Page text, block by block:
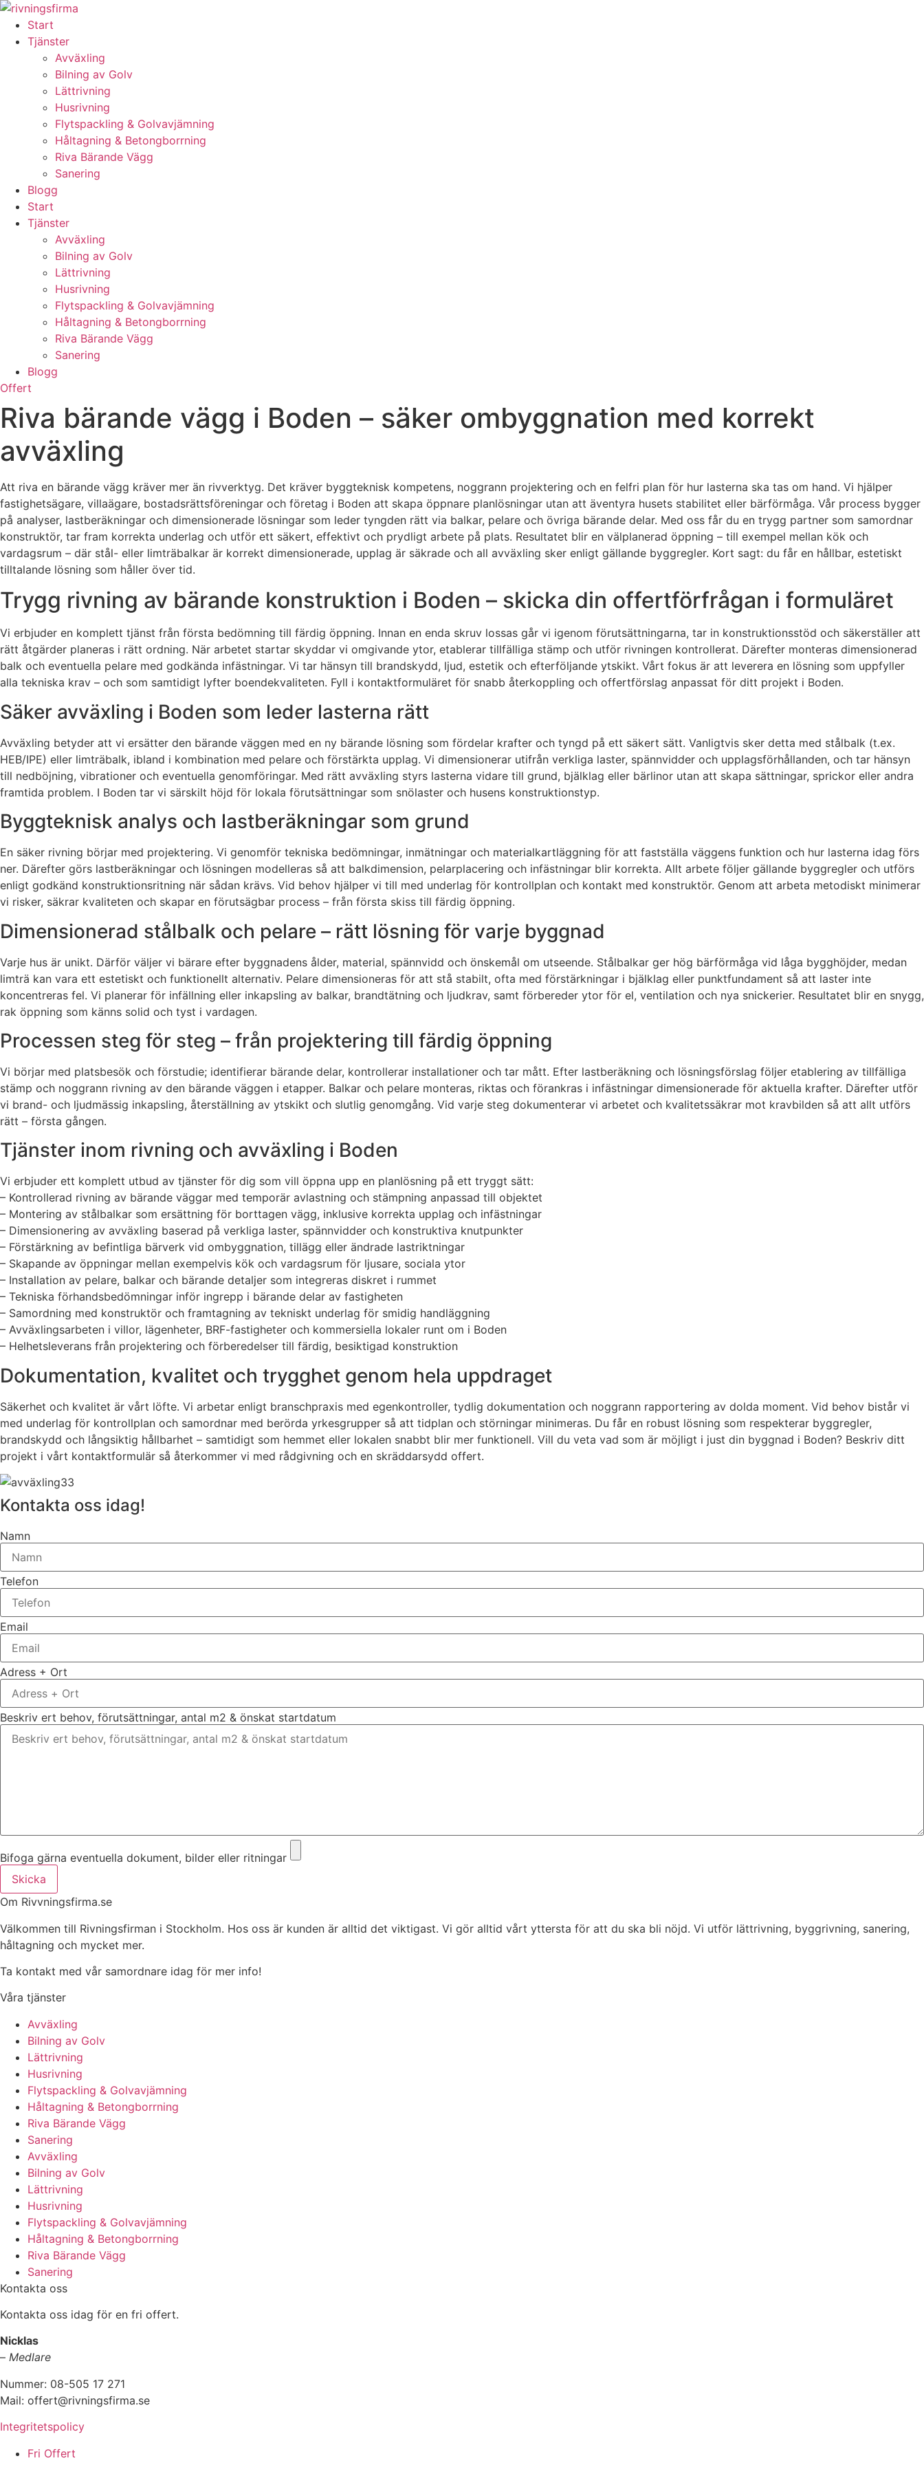
Skip
content
Start
Tjänster
Avväxling
Bilning av Golv
Lättrivning
Husrivning
Flytspackling & Golvavjämning
Håltagning & Betongborrning
Riva Bärande Vägg
Sanering
Blogg
Start
Tjänster
Avväxling
Bilning av Golv
Lättrivning
Husrivning
Flytspackling & Golvavjämning
Håltagning & Betongborrning
Riva Bärande Vägg
Sanering
Blogg
Offert
Riva bärande vägg i Boden – säker ombyggnation med korrekt
avväxling
Att riva en bärande vägg kräver mer än rivverktyg. Det kräver byggteknisk kompetens, noggrann projektering och en felfri plan för hur lasterna ska tas om hand. Vi hjälper
fastighetsägare, villaägare, bostadsrättsföreningar och företag i Boden att skapa öppnare planlösningar utan att äventyra husets stabilitet eller bärförmåga. Vår process bygger
på analyser, lastberäkningar och dimensionerade lösningar som leder tyngden rätt via balkar, pelare och övriga bärande delar. Med oss får du en trygg partner som samordnar
konstruktör, tar fram korrekta underlag och utför ett säkert, effektivt och prydligt arbete på plats. Resultatet blir en välplanerad öppning – till exempel mellan kök och
vardagsrum – där stål- eller limträbalkar är korrekt dimensionerade, upplag är säkrade och all avväxling sker enligt gällande byggregler. Kort sagt: du får en hållbar, estetiskt
tilltalande lösning som håller över tid.
Trygg rivning av bärande konstruktion i Boden – skicka din offertförfrågan i formuläret
Vi erbjuder en komplett tjänst från första bedömning till färdig öppning. Innan en enda skruv lossas går vi igenom förutsättningarna, tar in konstruktionsstöd och säkerställer att
rätt åtgärder planeras i rätt ordning. När arbetet startar skyddar vi omgivande ytor, etablerar tillfälliga stämp och utför rivningen kontrollerat. Därefter monteras dimensionerad
balk och eventuella pelare med godkända infästningar. Vi tar hänsyn till brandskydd, ljud, estetik och efterföljande ytskikt. Vårt fokus är att leverera en lösning som uppfyller
alla tekniska krav – och som samtidigt lyfter boendekvaliteten. Fyll i kontaktformuläret för snabb återkoppling och offertförslag anpassat för ditt projekt i Boden.
Säker avväxling i Boden som leder lasterna rätt
Avväxling betyder att vi ersätter den bärande väggen med en ny bärande lösning som fördelar krafter och tyngd på ett säkert sätt. Vanligtvis sker detta med stålbalk (t.ex.
HEB/IPE) eller limträbalk, ibland i kombination med pelare och förstärkta upplag. Vi dimensionerar utifrån verkliga laster, spännvidder och upplagsförhållanden, och tar hänsyn
till nedböjning, vibrationer och eventuella genomföringar. Med rätt avväxling styrs lasterna vidare till grund, bjälklag eller bärlinor utan att skapa sättningar, sprickor eller andra
framtida problem. I Boden tar vi särskilt höjd för lokala förutsättningar som snölaster och husens konstruktionstyp.
Byggteknisk analys och lastberäkningar som grund
En säker rivning börjar med projektering. Vi genomför tekniska bedömningar, inmätningar och materialkartläggning för att fastställa väggens funktion och hur lasterna idag förs
ner. Därefter görs lastberäkningar och lösningen modelleras så att balkdimension, pelarplacering och infästningar blir korrekta. Allt arbete följer gällande byggregler och utförs
enligt godkänd konstruktionsritning när sådan krävs. Vid behov hjälper vi till med underlag för kontrollplan och kontakt med konstruktör. Genom att arbeta metodiskt minimerar
vi risker, säkrar kvaliteten och skapar en förutsägbar process – från första skiss till färdig öppning.
Dimensionerad stålbalk och pelare – rätt lösning för varje byggnad
Varje hus är unikt. Därför väljer vi bärare efter byggnadens ålder, material, spännvidd och önskemål om utseende. Stålbalkar ger hög bärförmåga vid låga bygghöjder, medan
limträ kan vara ett estetiskt och funktionellt alternativ. Pelare dimensioneras för att stå stabilt, ofta med förstärkningar i bjälklag eller punktfundament så att laster inte
koncentreras fel. Vi planerar för infällning eller inkapsling av balkar, brandtätning och ljudkrav, samt förbereder ytor för el, ventilation och nya snickerier. Resultatet blir en snygg,
rak öppning som känns solid och tyst i vardagen.
Processen steg för steg – från projektering till färdig öppning
Vi börjar med platsbesök och förstudie; identifierar bärande delar, kontrollerar installationer och tar mått. Efter lastberäkning och lösningsförslag följer etablering av tillfälliga
stämp och noggrann rivning av den bärande väggen i etapper. Balkar och pelare monteras, riktas och förankras i infästningar dimensionerade för aktuella krafter. Därefter utför
vi brand- och ljudmässig inkapsling, återställning av ytskikt och slutlig genomgång. Vid varje steg dokumenterar vi arbetet och kvalitetssäkrar mot kravbilden så att allt utförs
rätt – första gången.
Tjänster inom rivning och avväxling i Boden
Vi erbjuder ett komplett utbud av tjänster för dig som vill öppna upp en planlösning på ett tryggt sätt:
– Kontrollerad rivning av bärande väggar med temporär avlastning och stämpning anpassad till objektet
– Montering av stålbalkar som ersättning för borttagen vägg, inklusive korrekta upplag och infästningar
– Dimensionering av avväxling baserad på verkliga laster, spännvidder och konstruktiva knutpunkter
– Förstärkning av befintliga bärverk vid ombyggnation, tillägg eller ändrade lastriktningar
– Skapande av öppningar mellan exempelvis kök och vardagsrum för ljusare, sociala ytor
– Installation av pelare, balkar och bärande detaljer som integreras diskret i rummet
– Tekniska förhandsbedömningar inför ingrepp i bärande delar av fastigheten
– Samordning med konstruktör och framtagning av tekniskt underlag för smidig handläggning
– Avväxlingsarbeten i villor, lägenheter, BRF-fastigheter och kommersiella lokaler runt om i Boden
– Helhetsleverans från projektering och förberedelser till färdig, besiktigad konstruktion
Dokumentation, kvalitet och trygghet genom hela uppdraget
Säkerhet och kvalitet är vårt löfte. Vi arbetar enligt branschpraxis med egenkontroller, tydlig dokumentation och noggrann rapportering av dolda moment. Vid behov bistår vi
med underlag för kontrollplan och samordnar med berörda yrkesgrupper så att tidplan och störningar minimeras. Du får en robust lösning som respekterar byggregler,
brandskydd och långsiktig hållbarhet – samtidigt som hemmet eller lokalen snabbt blir mer funktionell. Vill du veta vad som är möjligt i just din byggnad i Boden? Beskriv ditt
projekt i vårt kontaktformulär så återkommer vi med rådgivning och en skräddarsydd offert.
Kontakta oss idag!
Namn
Telefon
Email
Adress + Ort
Beskriv ert behov, förutsättningar, antal m2 & önskat startdatum
Bifoga gärna eventuella dokument, bilder eller ritningar
Skicka
Om Rivvningsfirma.se
Välkommen till Rivningsfirman i Stockholm. Hos oss är kunden är alltid det viktigast. Vi gör alltid vårt yttersta för att du ska bli nöjd. Vi utför lättrivning, byggrivning, sanering,
håltagning och mycket mer.
Ta kontakt med vår samordnare idag för mer info!
Våra tjänster
Avväxling
Bilning av Golv
Lättrivning
Husrivning
Flytspackling & Golvavjämning
Håltagning & Betongborrning
Riva Bärande Vägg
Sanering
Avväxling
Bilning av Golv
Lättrivning
Husrivning
Flytspackling & Golvavjämning
Håltagning & Betongborrning
Riva Bärande Vägg
Sanering
Kontakta oss
Kontakta oss idag för en fri offert.
Nicklas
– Medlare
Nummer: 08-505 17 271
Mail: offert@rivningsfirma.se
Integritetspolicy
Fri Offert